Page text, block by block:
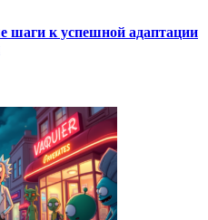
к успешной адаптации